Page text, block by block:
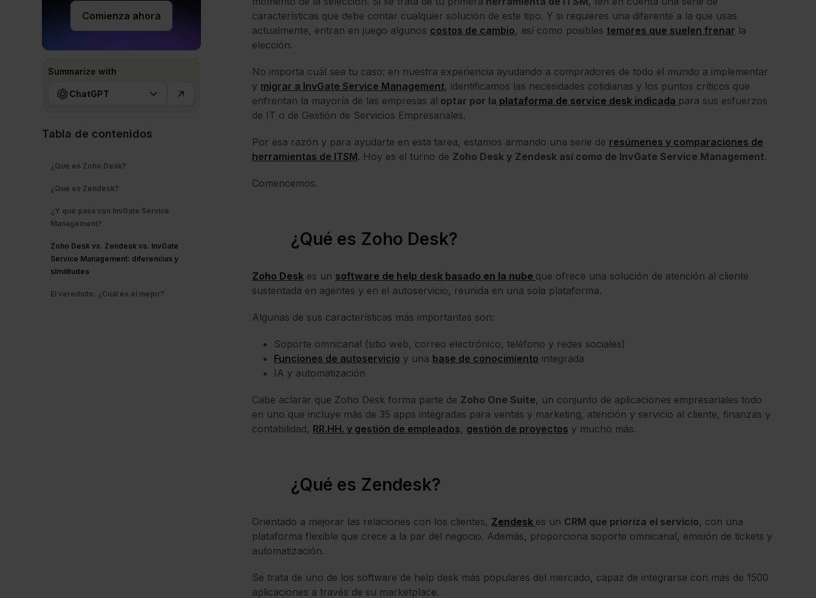
Comienza ahora
Summarize with
ChatGPT
Tabla de contenidos
¿Qué es Zoho Desk?
¿Qué es Zendesk?
¿Y qué pasa con InvGate Service
Management?
Zoho Desk vs. Zendesk vs. InvGate
Service Management: diferencias y
similitudes
El veredicto: ¿Cuál es el mejor?
características que debe contar cualquier solución de este tipo. Y si requieres una diferente a la que usas
actualmente, entran en juego algunos costos de cambio, así como posibles temores que suelen frenar la
elección.
No importa cuál sea tu caso: en nuestra experiencia ayudando a compradores de todo el mundo a implementar
y migrar a InvGate Service Management, identificamos las necesidades cotidianas y los puntos críticos que
enfrentan la mayoría de las empresas al optar por la plataforma de service desk indicada para sus esfuerzos
de IT o de Gestión de Servicios Empresariales.
Por esa razón y para ayudarte en esta tarea, estamos armando una serie de resúmenes y comparaciones de
herramientas de ITSM. Hoy es el turno de Zoho Desk y Zendesk así como de InvGate Service Management.
Comencemos.
¿Qué es Zoho Desk?
Zoho Desk es un software de help desk basado en la nube que ofrece una solución de atención al cliente
sustentada en agentes y en el autoservicio, reunida en una sola plataforma.
Algunas de sus características más importantes son:
Soporte omnicanal (sitio web, correo electrónico, teléfono y redes sociales)
Funciones de autoservicio y una base de conocimiento integrada
IA y automatización
Cabe aclarar que Zoho Desk forma parte de Zoho One Suite, un conjunto de aplicaciones empresariales todo
en uno que incluye más de 35 apps integradas para ventas y marketing, atención y servicio al cliente, finanzas y
contabilidad, RR.HH. y gestión de empleados, gestión de proyectos y mucho más.
¿Qué es Zendesk?
Orientado a mejorar las relaciones con los clientes, Zendesk es un CRM que prioriza el servicio, con una
plataforma flexible que crece a la par del negocio. Además, proporciona soporte omnicanal, emisión de tickets y
automatización.
Se trata de uno de los software de help desk más populares del mercado, capaz de integrarse con más de 1500
aplicaciones a través de su marketplace.